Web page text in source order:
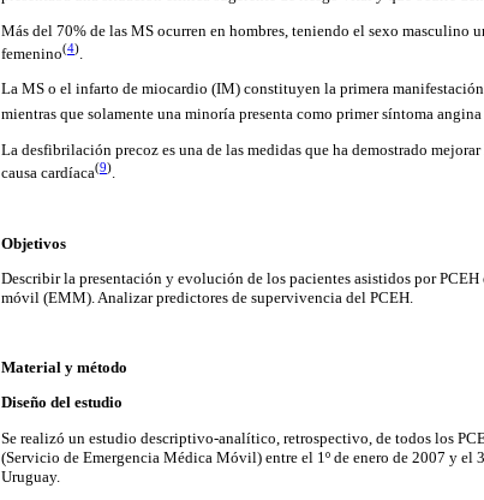
Más del 70% de las MS ocurren en hombres, teniendo el sexo masculino
femenino(4).
La MS o el infarto de miocardio (IM) constituyen la primera
mientras que solamente una minoría presenta como primer síntoma
La desfibrilación precoz es una de las medidas que ha demostrado
causa cardíaca(9).
Objetivos
Describir la presentación y evolución de los pacientes asistidos por
móvil (EMM). Analizar predictores de supervivencia del PCEH.
Material y método
Diseño del estudio
Se realizó un estudio descriptivo-analítico, retrospectivo, de todos los
(Servicio de Emergencia Médica Móvil) entre el 1º de enero de 2007 y el
Uruguay.